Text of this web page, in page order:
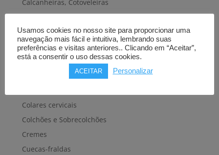
Calcanheiras, Cotoveleiras
Camas articuladas
Carros hospitalares
Cestas, Arneses
Cintas e Faixas
Cintos, Coletes e afins
Colares cervicais
Colchões e Sobrecolchões
Cremes
Cuecas-fraldas
Usamos cookies no nosso site para proporcionar uma
navegação mais fácil e intuitiva, lembrando suas
preferências e visitas anteriores.. Clicando em “Aceitar”,
está a consentir o uso dessas cookies.
ACEITAR Personalizar